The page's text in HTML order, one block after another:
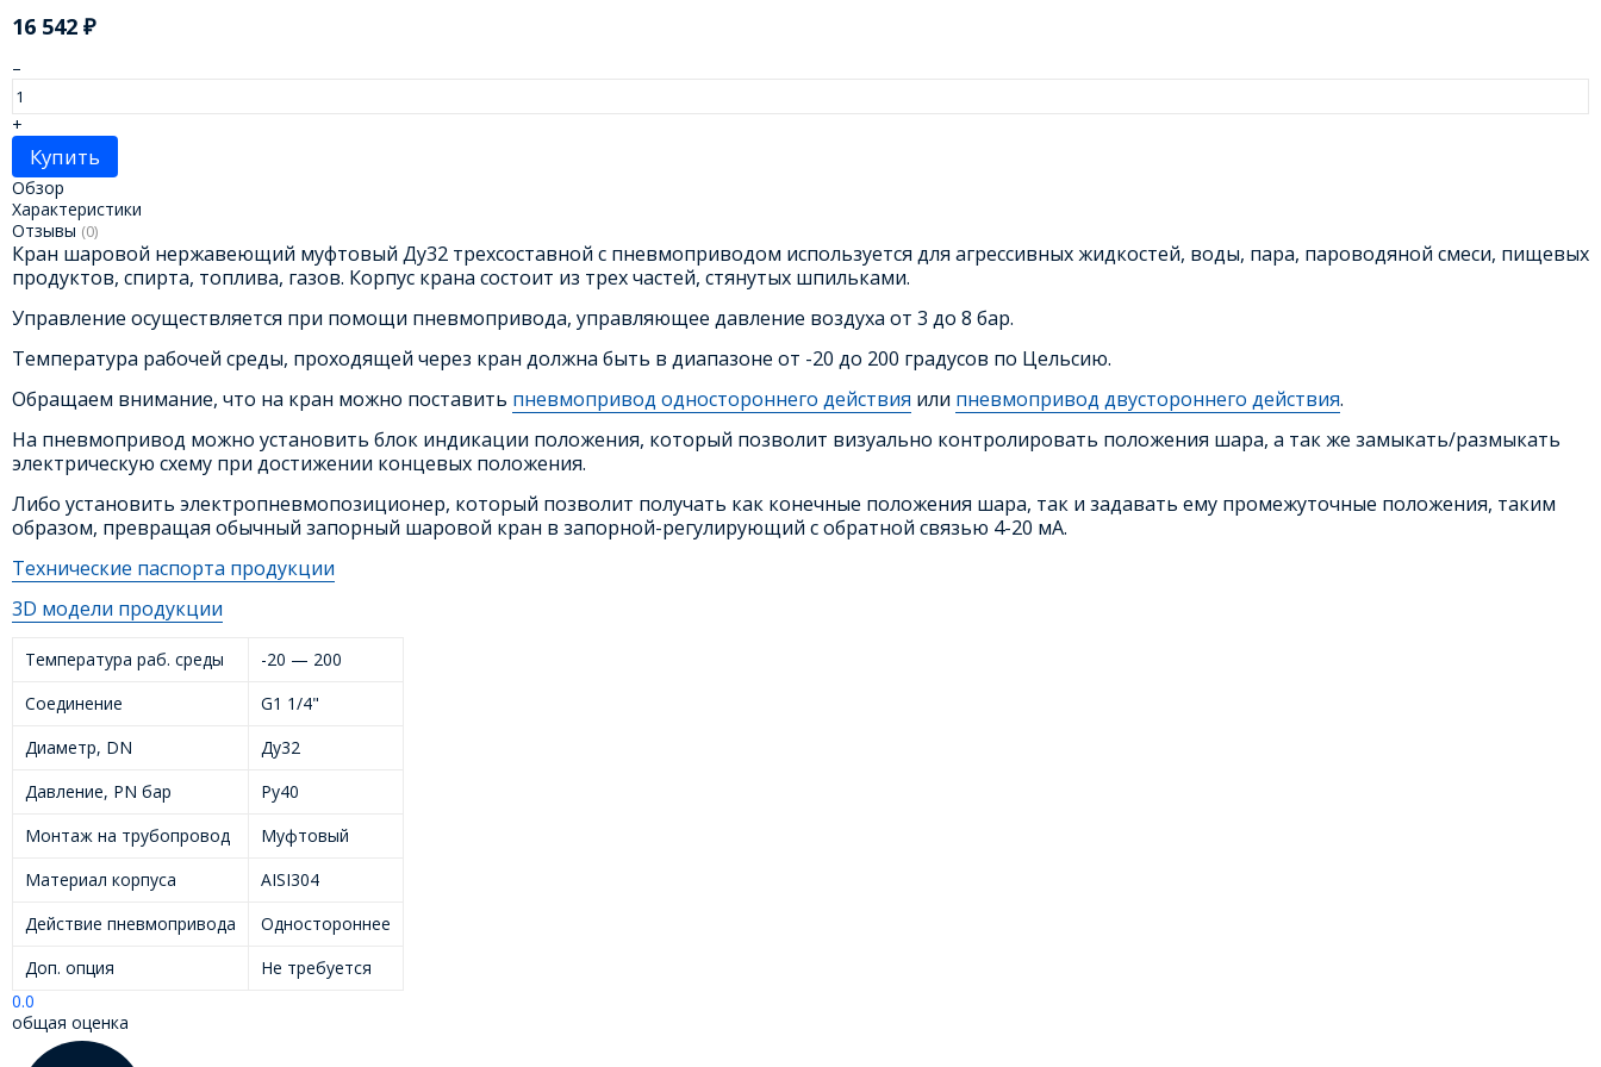
16 542 ₽
–
+
Купить
Обзор
Характеристики
Отзывы (0)
Кран шаровой нержавеющий муфтовый Ду32 трехсоставной с пневмоприводом используется для агрессивных жидкостей, воды, пара, пароводяной смеси, пищевых
продуктов, спирта, топлива, газов. Корпус крана состоит из трех частей, стянутых шпильками.
Управление осуществляется при помощи пневмопривода, управляющее давление воздуха от 3 до 8 бар.
Температура рабочей среды, проходящей через кран должна быть в диапазоне от -20 до 200 градусов по Цельсию.
Обращаем внимание, что на кран можно поставить пневмопривод одностороннего действия или пневмопривод двустороннего действия.
На пневмопривод можно установить блок индикации положения, который позволит визуально контролировать положения шара, а так же замыкать/размыкать
электрическую схему при достижении концевых положения.
Либо установить электропневмопозиционер, который позволит получать как конечные положения шара, так и задавать ему промежуточные положения, таким
образом, превращая обычный запорный шаровой кран в запорной-регулирующий с обратной связью 4-20 мА.
Технические паспорта продукции
3D модели продукции
Температура раб. среды
-20 — 200
Соединение
G1 1/4"
Диаметр, DN
Ду32
Давление, PN бар
Ру40
Монтаж на трубопровод
Муфтовый
Материал корпуса
AISI304
Действие пневмопривода
Одностороннее
Доп. опция
Не требуется
0.0
общая оценка